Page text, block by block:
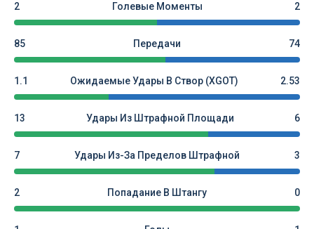
2 Голевые Моменты 2
85 Передачи 74
1.1 Ожидаемые Удары В Створ (xGOT) 2.53
13 Удары Из Штрафной Площади 6
7 Удары Из-За Пределов Штрафной 3
2 Попадание В Штангу 0